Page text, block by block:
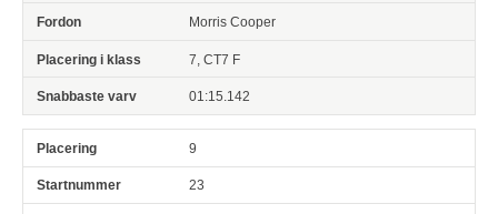
Morris Cooper
7, CT7 F
01:15.142
9
23